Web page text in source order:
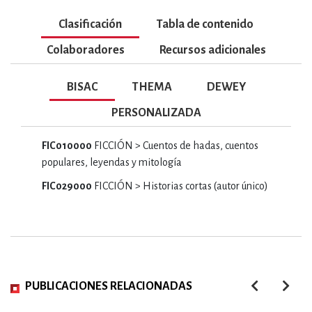
Clasificación Tabla de contenido
Colaboradores Recursos adicionales
BISAC THEMA DEWEY
PERSONALIZADA
FIC010000 FICCIÓN > Cuentos de hadas, cuentos
populares, leyendas y mitología
FIC029000 FICCIÓN > Historias cortas (autor único)
PUBLICACIONES RELACIONADAS